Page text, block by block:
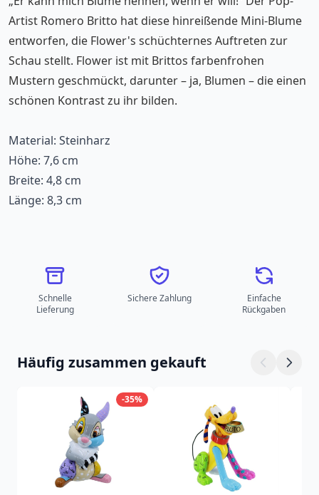
Artist Romero Britto hat diese hinreißende Mini-Blume
entworfen, die Flower's schüchternes Auftreten zur
Schau stellt. Flower ist mit Brittos farbenfrohen
Mustern geschmückt, darunter – ja, Blumen – die einen
schönen Kontrast zu ihr bilden.
Material: Steinharz
Höhe: 7,6 cm
Breite: 4,8 cm
Länge: 8,3 cm
Schnelle
Lieferung
Sichere Zahlung
Einfache
Rückgaben
Häufig zusammen gekauft
-35%